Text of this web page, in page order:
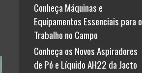
Conheça Máquinas e
Equipamentos Essenciais para o
Trabalho no Campo
Conheça os Novos Aspiradores
de Pó e Líquido AH22 da Jacto